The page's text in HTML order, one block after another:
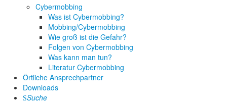
Cybermobbing
Was ist Cybermobbing?
Mobbing/Cybermobbing
Wie groß ist die Gefahr?
Folgen von Cybermobbing
Was kann man tun?
Literatur Cybermobbing
Örtliche Ansprechpartner
Downloads
Suche